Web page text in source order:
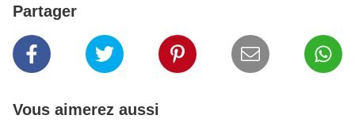
Partager
Vous aimerez aussi